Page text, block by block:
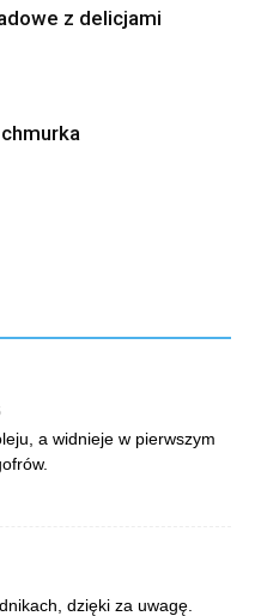
z delicjami
a widnieje w pierwszym
dzięki za uwagę.